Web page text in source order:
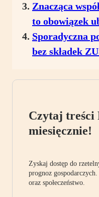
Znacząca
to obowiązek
Sporadyczna
bez składek
Czytaj treści
miesięcznie!
Zyskaj dostęp do
prognoz
oraz społeczeństwo.